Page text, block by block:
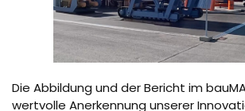
Die Abbildung und der Bericht im
wertvolle Anerkennung unserer